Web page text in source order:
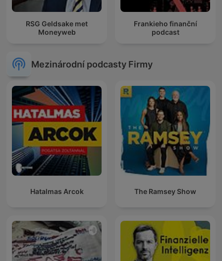
RSG Geldsake met
Moneyweb
Frankieho finanční
podcast
Mezinárodní podcasty Firmy
Hatalmas Arcok The Ramsey Show